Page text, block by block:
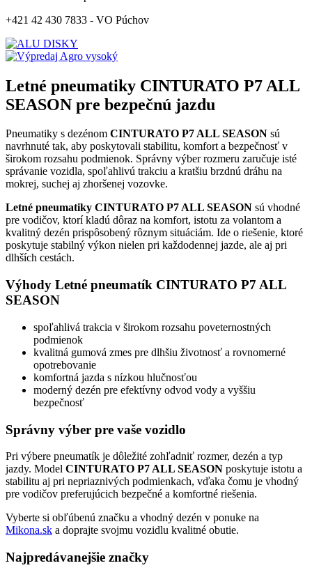
+421 42 430 7833 - VO Púchov
Letné pneumatiky CINTURATO P7 ALL
SEASON pre bezpečnú jazdu
Pneumatiky s dezénom CINTURATO P7 ALL SEASON sú
navrhnuté tak, aby poskytovali stabilitu, komfort a bezpečnosť v
širokom rozsahu podmienok. Správny výber rozmeru zaručuje isté
správanie vozidla, spoľahlivú trakciu a kratšiu brzdnú dráhu na
mokrej, suchej aj zhoršenej vozovke.
Letné pneumatiky CINTURATO P7 ALL SEASON sú vhodné
pre vodičov, ktorí kladú dôraz na komfort, istotu za volantom a
kvalitný dezén prispôsobený rôznym situáciám. Ide o riešenie, ktoré
poskytuje stabilný výkon nielen pri každodennej jazde, ale aj pri
dlhších cestách.
Výhody Letné pneumatík CINTURATO P7 ALL
SEASON
spoľahlivá trakcia v širokom rozsahu poveternostných
podmienok
kvalitná gumová zmes pre dlhšiu životnosť a rovnomerné
opotrebovanie
komfortná jazda s nízkou hlučnosťou
moderný dezén pre efektívny odvod vody a vyššiu
bezpečnosť
Správny výber pre vaše vozidlo
Pri výbere pneumatík je dôležité zohľadniť rozmer, dezén a typ
jazdy. Model CINTURATO P7 ALL SEASON poskytuje istotu a
stabilitu aj pri nepriaznivých podmienkach, vďaka čomu je vhodný
pre vodičov preferujúcich bezpečné a komfortné riešenia.
Vyberte si obľúbenú značku a vhodný dezén v ponuke na
Mikona.sk a doprajte svojmu vozidlu kvalitné obutie.
Najpredávanejšie značky